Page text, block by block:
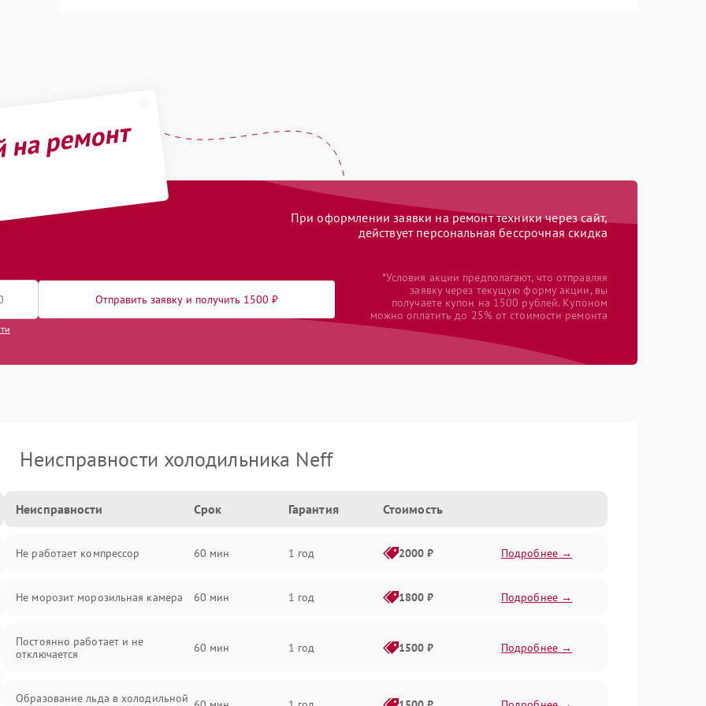
ремонт
При оформлении заявки на ремонт техники через сайт,
действует персональная бессрочная скидка
Отправить заявку и получить 1500 ₽
*Условия акции предполагают, что отправляя
заявку через текущую форму акции, вы
получаете купон на 1500 рублей. Купоном
можно оплатить до 25% от стоимости ремонта
Неисправности холодильника Neff
Неисправности Срок Гарантия Стоимость
Не работает компрессор 60 мин 1 год 2000 ₽ Подробнее →
Не морозит морозильная камера 60 мин 1 год 1800 ₽ Подробнее →
Постоянно работает и не
отключается
60 мин 1 год 1500 ₽ Подробнее →
Образование льда в холодильной